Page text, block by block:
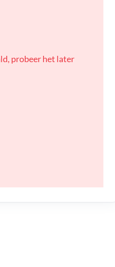
probeer het later